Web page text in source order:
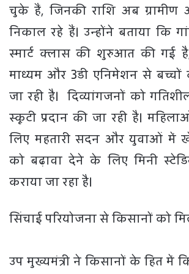
चुके हैं, जिनकी राशि अब ग्रामीण
निकाल रहे हैं। उन्होंने बताया कि
स्मार्ट क्लास की शुरुआत की गई
माध्यम और 3डी एनिमेशन से बच्चों
जा रही है। दिव्यांगजनों को
स्कूटी प्रदान की जा रही है।
लिए महतारी सदन और युवाओं में
को बढ़ावा देने के लिए मिनी
कराया जा रहा है।
सिंचाई परियोजना से किसानों को
उप मुख्यमंत्री ने किसानों के हित में